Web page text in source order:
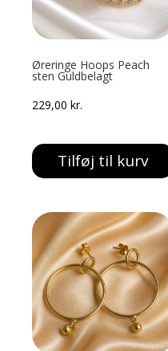
Øreringe Hoops Peach
sten Guldbelagt
229,00kr.
Tilføj til kurv